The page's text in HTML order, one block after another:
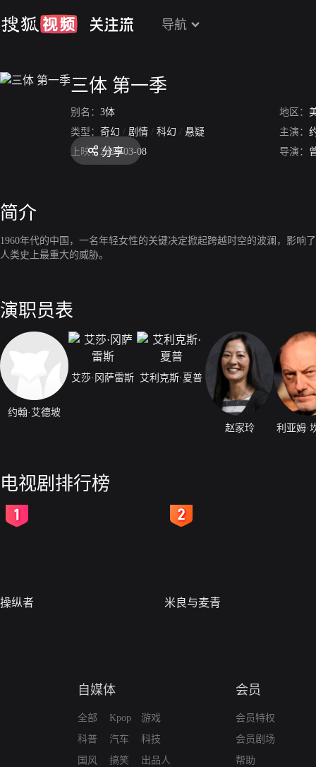
导航
三体 第一季
别名： 3体 地区：
类型： 奇幻 / 剧情 / 科幻 / 悬疑 主演：
上映： 2024-03-08 导演：
分享
简介
1960年代的中国，一名年轻女性的关键决定掀起跨越时空的波澜，影
人类史上最重大的威胁。
演职员表
约翰·艾德坡
艾莎·冈萨雷斯 艾利克斯·夏普
赵家玲 利亚姆·
电视剧排行榜
操纵者 米良与麦青
自媒体
全部
科普
国风
Kpop
汽车
搞笑
游戏
科技
出品人
会员
会员特权
会员剧场
帮助